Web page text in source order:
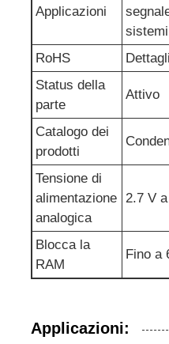
Circuiti integrati RF
Componenti elettronici
Programmazione PLC
Modulo GPS
Modulo a
Modulo di
Applicazioni
RoHS
Dettagli
Status della
parte
Attivo
Catalogo dei
prodotti
Tensione di
alimentazione
analogica
2.7 V
Blocca la
RAM
Fino a
Applicazioni: